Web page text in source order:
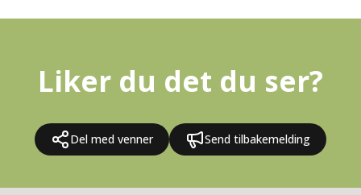
Liker du det du ser?
Del med venner Send tilbakemelding